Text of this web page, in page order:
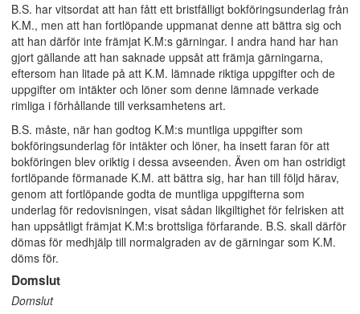
B.S. har vitsordat att han fått ett bristfälligt bokföringsunderlag från
K.M., men att han fortlöpande uppmanat denne att bättra sig och
att han därför inte främjat K.M:s gärningar. I andra hand har han
gjort gällande att han saknade uppsåt att främja gärningarna,
eftersom han litade på att K.M. lämnade riktiga uppgifter och de
uppgifter om intäkter och löner som denne lämnade verkade
rimliga i förhållande till verksamhetens art.
B.S. måste, när han godtog K.M:s muntliga uppgifter som
bokföringsunderlag för intäkter och löner, ha insett faran för att
bokföringen blev oriktig i dessa avseenden. Även om han ostridigt
fortlöpande förmanade K.M. att bättra sig, har han till följd härav,
genom att fortlöpande godta de muntliga uppgifterna som
underlag för redovisningen, visat sådan likgiltighet för felrisken att
han uppsåtligt främjat K.M:s brottsliga förfarande. B.S. skall därför
dömas för medhjälp till normalgraden av de gärningar som K.M.
döms för.
Domslut
Domslut